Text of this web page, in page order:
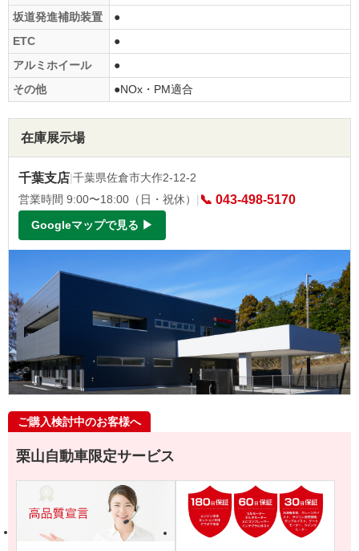
坂道発進補助装置
●
ETC
●
アルミホイール
●
その他
●NOx・PM適合
在庫展示場
千葉支店|千葉県佐倉市大作2-12-2
営業時間 9:00〜18:00（日・祝休） | 📞 043-498-5170
Googleマップで見る ▶
ご購入検討中のお客様へ
栗山自動車限定サービス